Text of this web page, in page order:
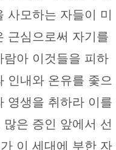
사모하는 자들이 미
근심으로써 자기를
아 이것들을 피하
인내와 온유를 좇으
영생을 취하라 이를
은 증인 앞에서 선
이 세대에 부한 자